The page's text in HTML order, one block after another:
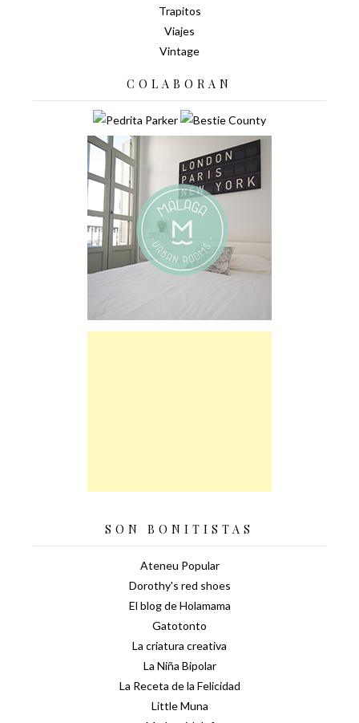
Trapitos
Viajes
Vintage
COLABORAN
SON BONITISTAS
Ateneu Popular
Dorothy's red shoes
El blog de Holamama
Gatotonto
La criatura creativa
La Niña Bipolar
La Receta de la Felicidad
Little Muna